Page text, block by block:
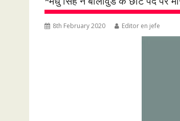
8th February 2020 Editor en jefe